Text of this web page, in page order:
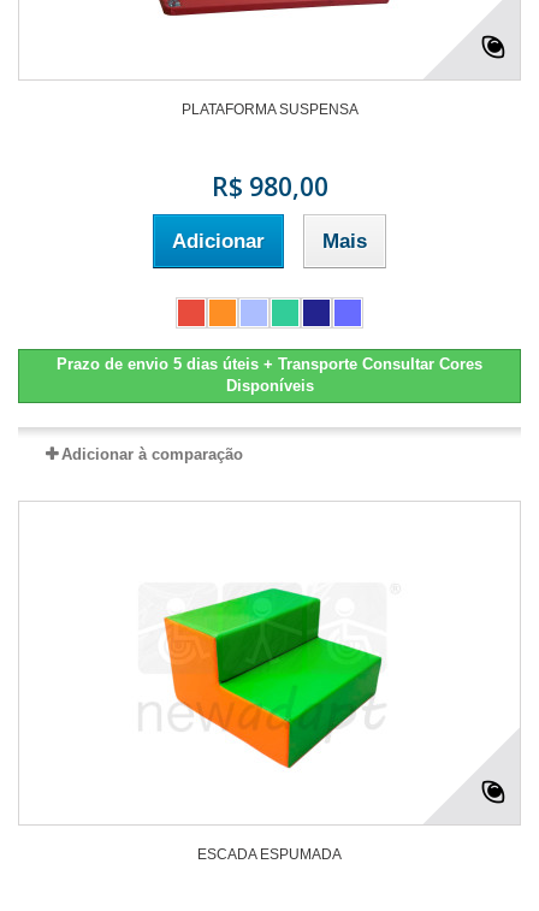
PLATAFORMA SUSPENSA
R$ 980,00
Adicionar Mais
Prazo de envio 5 dias úteis + Transporte Consultar Cores
Disponíveis
Adicionar à comparação
ESCADA ESPUMADA